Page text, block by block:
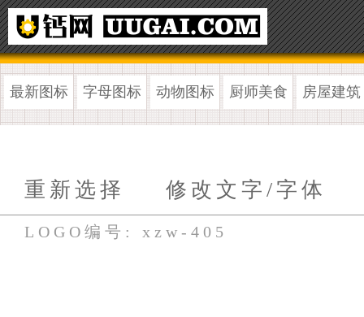
最新图标 字母图标 动物图标 厨师美食 房屋建筑
重新选择 修改文字/字体
LOGO编号: xzw-405